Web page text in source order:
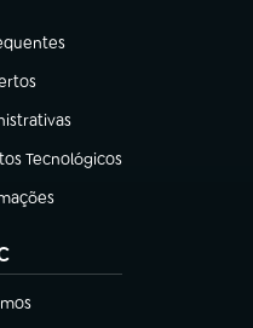
em nova aba)
aba)
aba)
Tecnológicos
aba)
aba)